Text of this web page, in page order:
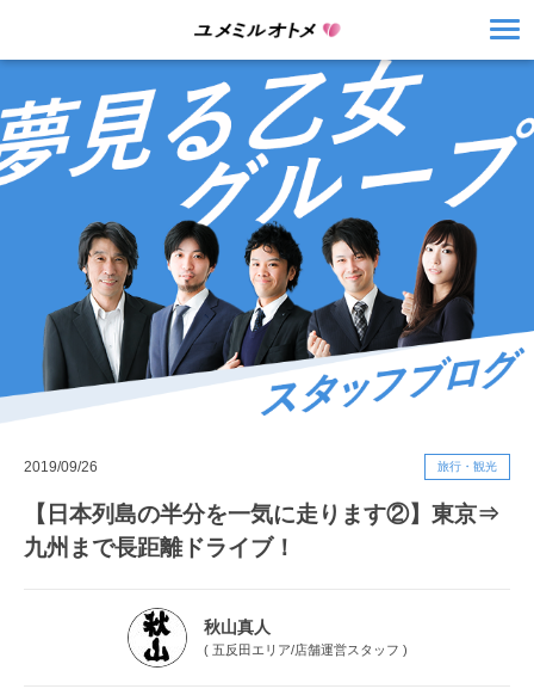
2019/09/26 旅行・観光
【日本列島の半分を一気に走ります②】東京⇒
九州まで長距離ドライブ！
秋山真人
( 五反田エリア/店舗運営スタッフ )